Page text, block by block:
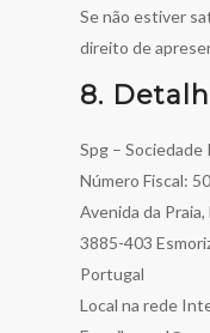
Se não estiver
direito de
8.
Spg – Sociedade
Número Fiscal:
Avenida da Praia,
3885-403
Portugal
Local na rede